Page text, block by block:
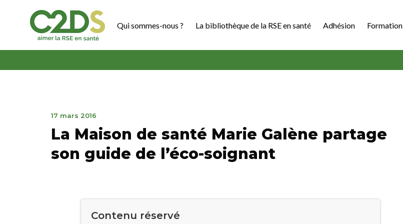
contenu
Qui sommes-nous ? La bibliothèque de la RSE en santé Adhésion Formation
17 mars 2016
novembre
2021
La Maison de santé Marie Galène partage
son guide de l’éco-soignant
Contenu réservé